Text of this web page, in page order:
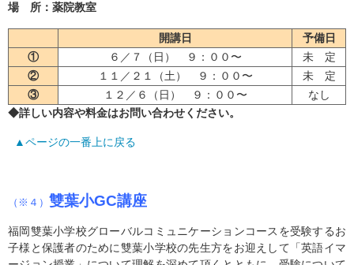
場 所：薬院教室
開講日
予備日
①
６／７（日） ９：００〜
未 定
②
１１／２１（土） ９：００〜
未 定
③
１２／６（日） ９：００〜
なし
◆詳しい内容や料金はお問い合わせください。
▲ページの一番上に戻る
（※４） 雙葉小GC講座
福岡雙葉小学校グローバルコミュニケーションコースを受験するお
子様と保護者のために雙葉小学校の先生方をお迎えして「英語イマ